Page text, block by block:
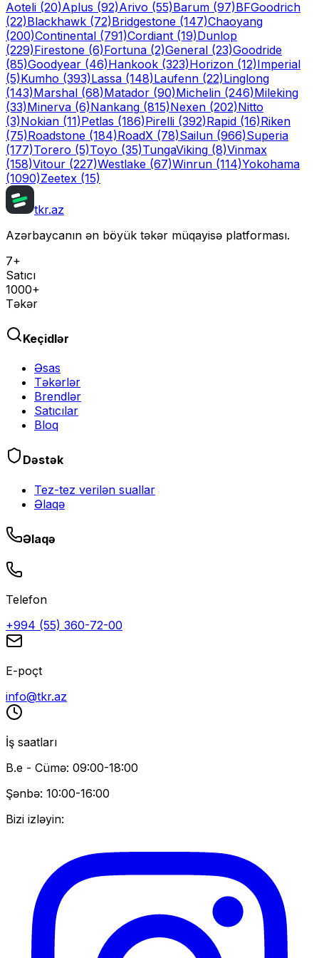
Aoteli (20)Aplus (92)Arivo (55)Barum (97)BFGoodrich
(22)Blackhawk (72)Bridgestone (147)Chaoyang
(200)Continental (791)Cordiant (19)Dunlop
(229)Firestone (6)Fortuna (2)General (23)Goodride
(85)Goodyear (46)Hankook (323)Horizon (12)Imperial
(5)Kumho (393)Lassa (148)Laufenn (22)Linglong
(143)Marshal (68)Matador (90)Michelin (246)Mileking
(33)Minerva (6)Nankang (815)Nexen (202)Nitto
(3)Nokian (11)Petlas (186)Pirelli (392)Rapid (16)Riken
(75)Roadstone (184)RoadX (78)Sailun (966)Superia
(177)Torero (5)Toyo (35)TungaViking (8)Vinmax
(158)Vitour (227)Westlake (67)Winrun (114)Yokohama
(1090)Zeetex (15)
tkr.az
Azərbaycanın ən böyük təkər müqayisə platforması.
7+
Satıcı
1000+
Təkər
Keçidlər
Əsas
Təkərlər
Brendlər
Satıcılar
Bloq
Dəstək
Tez-tez verilən suallar
Əlaqə
Əlaqə
Telefon
+994 (55) 360-72-00
E-poçt
info@tkr.az
İş saatları
B.e - Cümə: 09:00-18:00
Şənbə: 10:00-16:00
Bizi izləyin: